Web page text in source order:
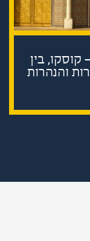
קוסקו, בין
והנהרות